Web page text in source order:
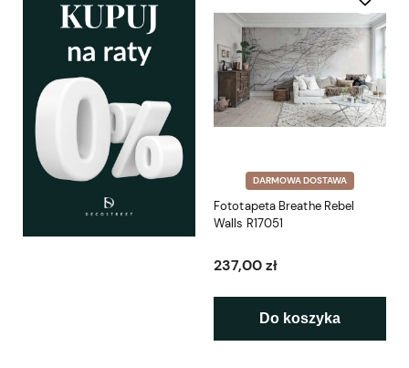
DARMOWA DOSTAWA
Fototapeta Breathe Rebel
Walls R17051
237,00 zł
Do koszyka